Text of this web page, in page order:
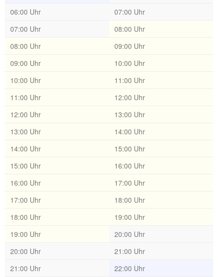
06:00 Uhr
07:00 Uhr
07:00 Uhr
08:00 Uhr
08:00 Uhr
09:00 Uhr
09:00 Uhr
10:00 Uhr
10:00 Uhr
11:00 Uhr
11:00 Uhr
12:00 Uhr
12:00 Uhr
13:00 Uhr
13:00 Uhr
14:00 Uhr
14:00 Uhr
15:00 Uhr
15:00 Uhr
16:00 Uhr
16:00 Uhr
17:00 Uhr
17:00 Uhr
18:00 Uhr
18:00 Uhr
19:00 Uhr
19:00 Uhr
20:00 Uhr
20:00 Uhr
21:00 Uhr
21:00 Uhr
22:00 Uhr